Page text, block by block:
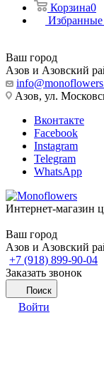
Корзина0
Ваш город
Азов и Азовский
Азов, ул.
Вконтакте
Facebook
Instagram
Telegram
WhatsApp
Интернет-магазин
Ваш город
Азов и Азовский
+7 (918) 899-90-04
Заказать звонок
Поиск
Войти